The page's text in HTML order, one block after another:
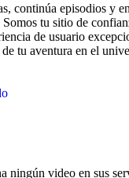
continúa episodios y
Somos tu sitio de
de usuario
tu aventura en el
ningún video en sus